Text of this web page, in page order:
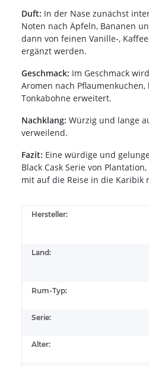
Duft: In der Nase zunächst
Noten nach Äpfeln, Bananen
dann von feinen Vanille-,
ergänzt werden.
Geschmack: Im Geschmack
Aromen nach
Tonkabohne erweitert.
Nachklang: Würzig und lange
verweilend.
Fazit: Eine würdige und
Black Cask Serie von
mit auf die Reise in die Karibik
Hersteller:
Land:
Rum-Typ:
Serie:
Alter: